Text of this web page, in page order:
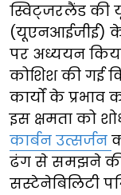
स्विट्जरलैंड की
(यूएनआईजीई) के
पर अध्ययन
कोशिश की गई
कार्यों के प्रभाव
इस क्षमता को
कार्बन उत्सर्जन
ढंग से समझने की
सस्टेनेबिलिटी